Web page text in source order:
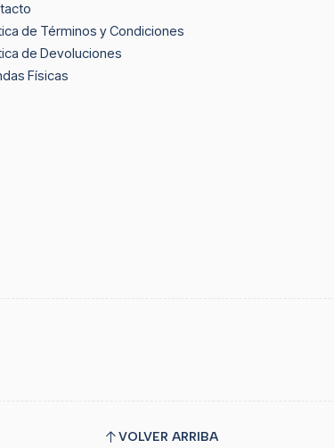
de Términos y Condiciones
de Devoluciones
Físicas
VOLVER ARRIBA